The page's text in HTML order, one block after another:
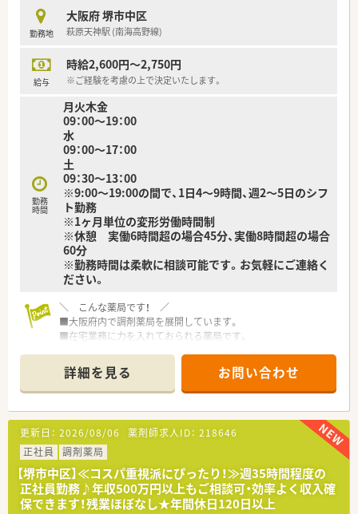
■門前クリニックとの強固な信頼関係があり、非常に安定した経
営基盤のもとで働けます。
■薬剤師同士の情報交換会や集合研修など、スキルアップできる
勤務地
大阪府 堺市中区
萩原天神駅 (南海高野線)
給与
時給2,600円～2,750円
※ご経験を考慮の上で決定いたします。
勤務
時間
月火木金
09：00～19：00
水
09：00～17：00
土
09：30～13：00
※9:00～19:00の間で、1日4～9時間、週2～5日のシフ
ト勤務
※1ヶ月単位の変形労働時間制
※休憩 実働6時間超の場合45分、実働8時間超の場合
60分
※勤務時間は柔軟に相談可能です。お気軽にご連絡く
ださい。
＼ こんな薬局です！ ／
■大阪府内で調剤薬局を展開しています。
■在宅業務に力を入れておられる薬局です。
くお勤めしていただけます。
■社長も薬剤師様で現場に入られることもあるため、経営層との
距離感も非常に近い環境です。
＼ コンサルタントおすすめポイント★ ／
■選考時はコミュニケーション能力も大切にされておられま
す。人とお話することが好きな方や、対話力などに自信がなくて
もこれから身につけていきたい！というお気持ちの方が活躍でき
る環境です。
■常時複数名体制！一人薬剤師になることはございません。
詳細を見る お問い合わせ
更新日： 2026/08/06 薬剤師求人ID： 218646
正社員
調剤薬局
【堺市中区】≪コスパ重視派にぴったり！≫週35時間程度の
正社員勤務♪年収500万円以上もご相談可・効率よく収入確
保できます！残業ほぼなし★年間休日120日以上